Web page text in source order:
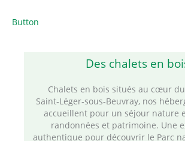
Button
Des chalets en
Chalets en bois situés au cœur
Saint‑Léger‑sous‑Beuvray, nos
accueillent pour un séjour nature
randonnées et patrimoine. Une
authentique pour découvrir le Parc